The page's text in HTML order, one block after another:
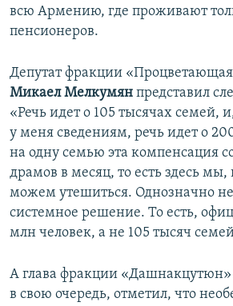
всю Армению, где проживают
пенсионеров.
Депутат фракции
Микаел Мелкумян представил
«Речь идет о 105 тысячах
у меня сведениям, речь идет о
на одну семью эта компенсация
драмов в месяц, то есть здесь
можем утешиться. Однозначно
системное решение. То есть,
млн человек, а не 105 тысяч
А глава фракции
в свою очередь, отметил, что